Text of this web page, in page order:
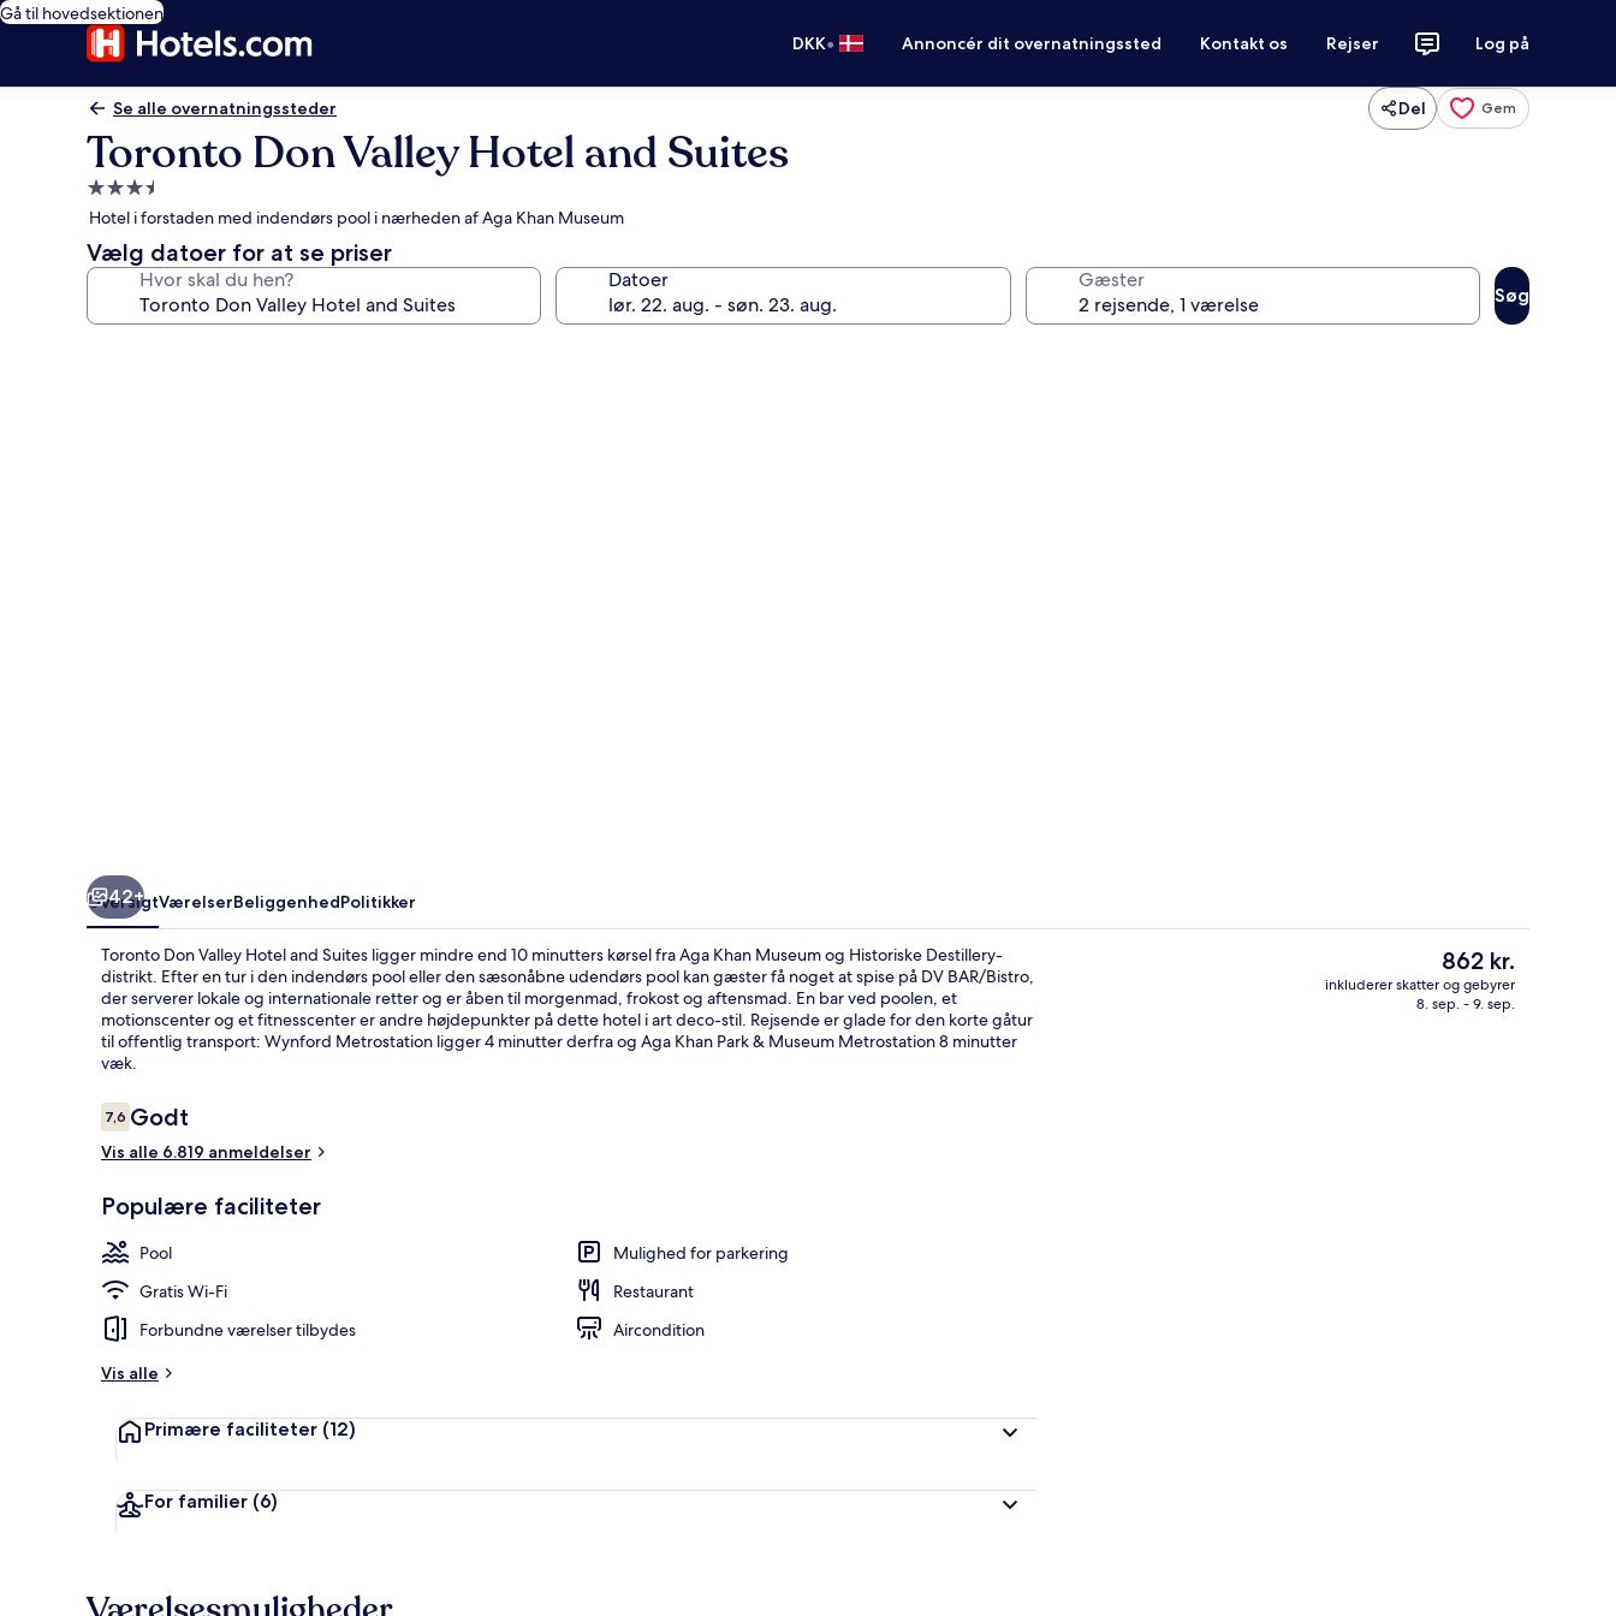
Gå til hovedsektionen
DKK• Annoncér dit overnatningssted Kontakt os Rejser Log på
Se alle overnatningssteder Del Gem
Toronto Don Valley Hotel and Suites
3.5-
stjernet
overnatningssted
Hotel i forstaden med indendørs pool i nærheden af Aga Khan Museum
Vælg datoer for at se priser
Hvor skal du hen? Datoer Gæster
Søg
Der serveres morgenmad, frokost, aftensmad og brunchOvernatningsstedets indgangsparti
42+
OversigtVærelserBeliggenhedPolitikker
Toronto Don Valley Hotel and Suites ligger mindre end 10 minutters kørsel fra Aga Khan Museum og Historiske Destillery-
distrikt. Efter en tur i den indendørs pool eller den sæsonåbne udendørs pool kan gæster få noget at spise på DV BAR/Bistro,
der serverer lokale og internationale retter og er åben til morgenmad, frokost og aftensmad. En bar ved poolen, et
motionscenter og et fitnesscenter er andre højdepunkter på dette hotel i art deco-stil. Rejsende er glade for den korte gåtur
til offentlig transport: Wynford Metrostation ligger 4 minutter derfra og Aga Khan Park & Museum Metrostation 8 minutter
væk.
Anmeldelser
7,67,6 ud af 10.
Godt
Vis alle 6.819 anmeldelser
Populære faciliteter
Pool
Mulighed for parkering
Gratis Wi-Fi
Restaurant
Forbundne værelser tilbydes
Aircondition
Vis alle
Primære faciliteter (12)
For familier (6)
Den
nuværende
pris
862 kr.
inkluderer skatter og gebyrer
8. sep. - 9. sep.